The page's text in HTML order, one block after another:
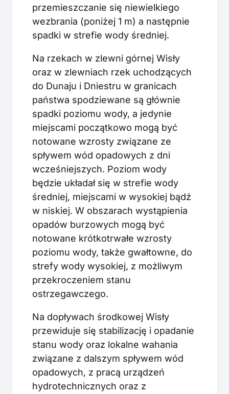
przemieszczanie się niewielkiego
wezbrania (poniżej 1 m) a następnie
spadki w strefie wody średniej.
Na rzekach w zlewni górnej Wisły
oraz w zlewniach rzek uchodzących
do Dunaju i Dniestru w granicach
państwa spodziewane są głównie
spadki poziomu wody, a jedynie
miejscami początkowo mogą być
notowane wzrosty związane ze
spływem wód opadowych z dni
wcześniejszych. Poziom wody
będzie układał się w strefie wody
średniej, miejscami w wysokiej bądź
w niskiej. W obszarach wystąpienia
opadów burzowych mogą być
notowane krótkotrwałe wzrosty
poziomu wody, także gwałtowne, do
strefy wody wysokiej, z możliwym
przekroczeniem stanu
ostrzegawczego.
Na dopływach środkowej Wisły
przewiduje się stabilizację i opadanie
stanu wody oraz lokalne wahania
związane z dalszym spływem wód
opadowych, z pracą urządzeń
hydrotechnicznych oraz z